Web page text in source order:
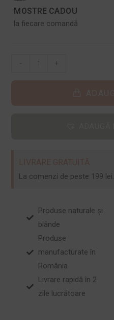
MOSTRE CADOU
la fiecare comandă
- +
LIVRARE GRATUITĂ
La comenzi de peste 199 lei.
Produse naturale și
blânde
Produse
manufacturate în
România
Livrare rapidă în 2
zile lucrătoare